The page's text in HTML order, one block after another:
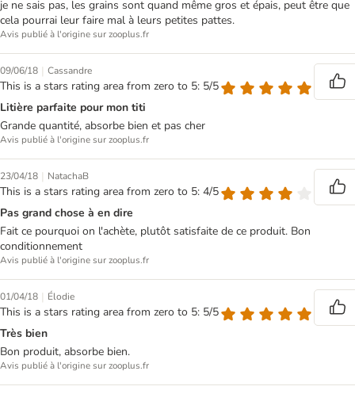
je ne sais pas, les grains sont quand même gros et épais, peut être que
cela pourrai leur faire mal à leurs petites pattes.
Avis publié à l'origine sur zooplus.fr
09/06/18 | Cassandre
This is a stars rating area from zero to 5: 5/5
Litière parfaite pour mon titi
Grande quantité, absorbe bien et pas cher
Avis publié à l'origine sur zooplus.fr
23/04/18 | NatachaB
This is a stars rating area from zero to 5: 4/5
Pas grand chose à en dire
Fait ce pourquoi on l'achète, plutôt satisfaite de ce produit. Bon
conditionnement
Avis publié à l'origine sur zooplus.fr
01/04/18 | Élodie
This is a stars rating area from zero to 5: 5/5
Très bien
Bon produit, absorbe bien.
Avis publié à l'origine sur zooplus.fr